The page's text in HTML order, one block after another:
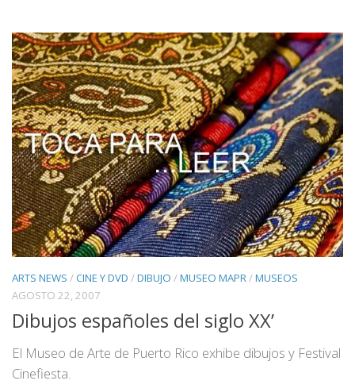
ARTS NEWS /CINE Y DVD /DIBUJO /MUSEO MAPR/MUSEOS
AGOSTO 22, 2007
Dibujos españoles del siglo XX’
El Museo de Arte de Puerto Rico exhibe dibujos y Festival
Cinefiesta.